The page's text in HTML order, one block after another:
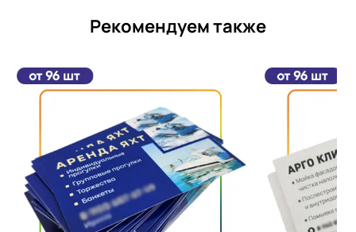
Рекомендуем также